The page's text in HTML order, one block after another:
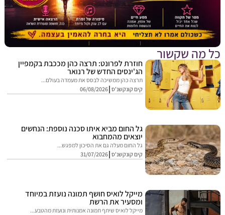
שקשור
חוזרת לפרונט: תרצה כהן מככבת בקמפיין
הג'ינסים החדש של רנואר
תרצה כהן ממשיכה לבסס את מעמדה בעולם...
קים קונקשנ'ס 06/08/2026
גל החום מביא איתו סכנה נוספת: הנחשים
יוצאים מהמחבוא
גל החום מעלה גם את הסיכון למפגש...
קים קונקשנ'ס 31/07/2026
מייקל לואיס חושף תמונה נועזת במיוחד
ומסעיר את הרשת
מייקל לואיס שיתף תמונה אמנותית ונועזת מהטבע...